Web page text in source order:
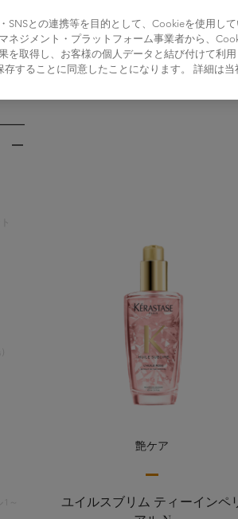
製品 スカルプ＆ヘア カウンセリング
～
艶ケア
ユイルスブリム ティーインペ
SNSとの連携等を目的として、Cookieを使用し
ネジメント・プラットフォーム事業者から、
取得し、お客様の個人データと結び付けて利用
することに同意したことになります。 詳細は当